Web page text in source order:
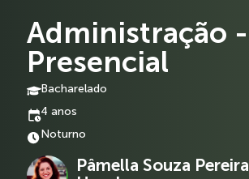
Administração -
Presencial
Bacharelado
4 anos
Noturno
Pâmella Souza Pereira